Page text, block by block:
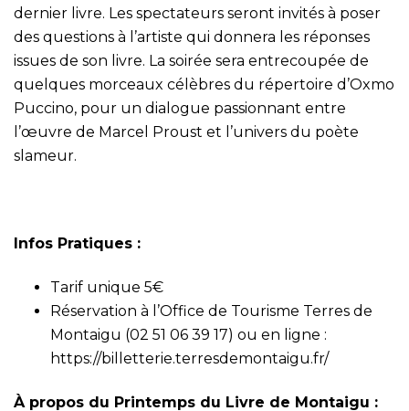
dernier livre. Les spectateurs seront invités à poser
des questions à l’artiste qui donnera les réponses
issues de son livre. La soirée sera entrecoupée de
quelques morceaux célèbres du répertoire d’Oxmo
Puccino, pour un dialogue passionnant entre
l’œuvre de Marcel Proust et l’univers du poète
slameur.
Infos Pratiques :
Tarif unique 5€
Réservation à l’Office de Tourisme Terres de
Montaigu (02 51 06 39 17) ou en ligne :
https://billetterie.terresdemontaigu.fr/
À propos du Printemps du Livre de Montaigu :